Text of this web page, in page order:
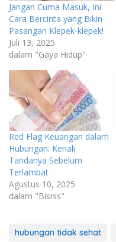
Jangan Cuma Masuk, Ini
Cara Bercinta yang Bikin
Pasangan Klepek-klepek!
Juli 13, 2025
dalam "Gaya Hidup"
Red Flag Keuangan dalam
Hubungan: Kenali
Tandanya Sebelum
Terlambat
Agustus 10, 2025
dalam "Bisnis"
hubungan tidak sehat